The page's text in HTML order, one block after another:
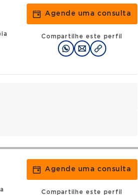
Agende uma consulta
Compartilhe este perfil
Agende uma consulta
Compartilhe este perfil